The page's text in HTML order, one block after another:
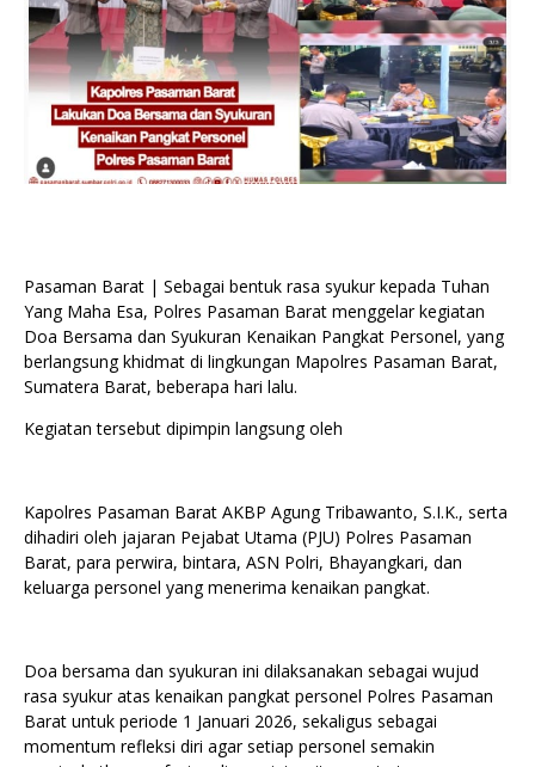
Pasaman Barat | Sebagai bentuk rasa syukur kepada Tuhan
Yang Maha Esa, Polres Pasaman Barat menggelar kegiatan
Doa Bersama dan Syukuran Kenaikan Pangkat Personel, yang
berlangsung khidmat di lingkungan Mapolres Pasaman Barat,
Sumatera Barat, beberapa hari lalu.
Kegiatan tersebut dipimpin langsung oleh
Kapolres Pasaman Barat AKBP Agung Tribawanto, S.I.K., serta
dihadiri oleh jajaran Pejabat Utama (PJU) Polres Pasaman
Barat, para perwira, bintara, ASN Polri, Bhayangkari, dan
keluarga personel yang menerima kenaikan pangkat.
Doa bersama dan syukuran ini dilaksanakan sebagai wujud
rasa syukur atas kenaikan pangkat personel Polres Pasaman
Barat untuk periode 1 Januari 2026, sekaligus sebagai
momentum refleksi diri agar setiap personel semakin